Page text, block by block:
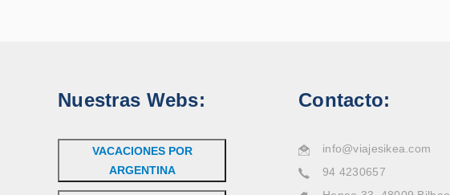
Nuestras Webs:
VACACIONES POR
ARGENTINA
Contacto:
info@viajesikea.com
94 4230657